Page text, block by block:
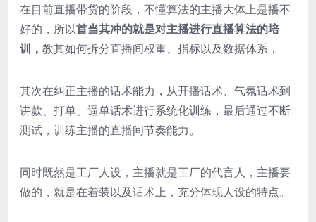
在目前直播带货的阶段，不懂算法的主播大体上是播不
好的，所以首当其冲的就是对主播进行直播算法的培
训， 教其如何拆分直播间权重、指标以及数据体系，
其次在纠正主播的话术能力，从开播话术、气氛话术到
讲款、打单、逼单话术进行系统化训练，最后通过不断
测试，训练主播的直播间节奏能力。
同时既然是工厂人设，主播就是工厂的代言人，主播要
做的，就是在着装以及话术上，充分体现人设的特点。